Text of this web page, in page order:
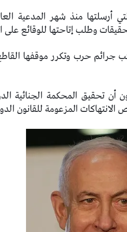
أرسلتها منذ شهر المدعية
وطلب إتاحتها للوقائع
جرائم حرب وتكرر موقفها
تحقيق المحكمة الجنائية
المزعومة للقانون